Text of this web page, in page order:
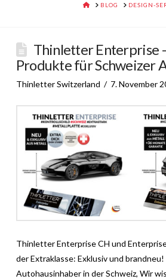
HOME
BLOG DESIGN-
Thinletter Enterprise
Produkte für Schweizer
Thinletter Switzerland 7. November
Thinletter Enterprise CH und
der Extraklasse: Exklusiv und
Autohausinhaber in der Schweiz, Wir